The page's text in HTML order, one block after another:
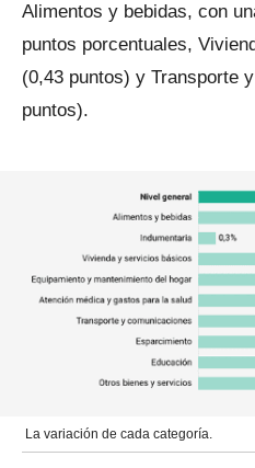
Alimentos y bebidas, con
puntos porcentuales,
(0,43 puntos) y Transporte
puntos).
La variación de cada categoría.